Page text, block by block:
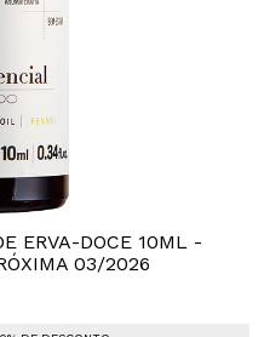
ERVA-DOCE 10ML -
03/2026